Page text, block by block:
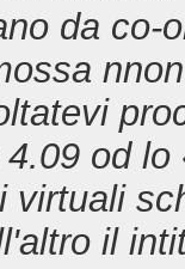
da co-
od
virtuali
il